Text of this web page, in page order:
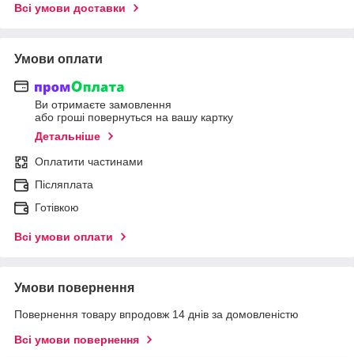
Всі умови доставки
Умови оплати
Ви отримаєте замовлення
або гроші повернуться на вашу картку
Детальніше
Оплатити частинами
Післяплата
Готівкою
Всі умови оплати
Умови повернення
Повернення товару впродовж 14 днів за домовленістю
Всі умови повернення